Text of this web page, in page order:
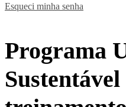
Esqueci minha senha
Programa